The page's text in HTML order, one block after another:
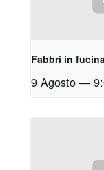
Fabbri in
9 Agosto —